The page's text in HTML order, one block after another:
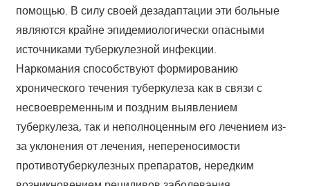
помощью. В силу своей дезадаптации эти больные
являются крайне эпидемиологически опасными
источниками туберкулезной инфекции.
Наркомания способствуют формированию
хронического течения туберкулеза как в связи с
несвоевременным и поздним выявлением
туберкулеза, так и неполноценным его лечением из-
за уклонения от лечения, непереносимости
противотуберкулезных препаратов, нередким